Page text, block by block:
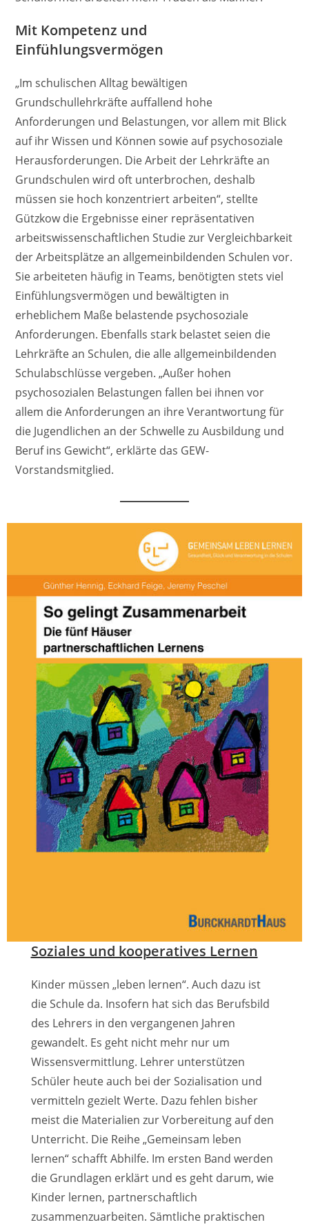
Mit Kompetenz und
Einfühlungsvermögen
„Im schulischen Alltag bewältigen
Grundschullehrkräfte auffallend hohe
Anforderungen und Belastungen, vor allem mit Blick
auf ihr Wissen und Können sowie auf psychosoziale
Herausforderungen. Die Arbeit der Lehrkräfte an
Grundschulen wird oft unterbrochen, deshalb
müssen sie hoch konzentriert arbeiten“, stellte
Gützkow die Ergebnisse einer repräsentativen
arbeitswissenschaftlichen Studie zur Vergleichbarkeit
der Arbeitsplätze an allgemeinbildenden Schulen vor.
Sie arbeiteten häufig in Teams, benötigten stets viel
Einfühlungsvermögen und bewältigten in
erheblichem Maße belastende psychosoziale
Anforderungen. Ebenfalls stark belastet seien die
Lehrkräfte an Schulen, die alle allgemeinbildenden
Schulabschlüsse vergeben. „Außer hohen
psychosozialen Belastungen fallen bei ihnen vor
allem die Anforderungen an ihre Verantwortung für
die Jugendlichen an der Schwelle zu Ausbildung und
Beruf ins Gewicht“, erklärte das GEW-
Vorstandsmitglied.
Soziales und kooperatives Lernen
Kinder müssen „leben lernen“. Auch dazu ist
die Schule da. Insofern hat sich das Berufsbild
des Lehrers in den vergangenen Jahren
gewandelt. Es geht nicht mehr nur um
Wissensvermittlung. Lehrer unterstützen
Schüler heute auch bei der Sozialisation und
vermitteln gezielt Werte. Dazu fehlen bisher
meist die Materialien zur Vorbereitung auf den
Unterricht. Die Reihe „Gemeinsam leben
lernen“ schafft Abhilfe. Im ersten Band werden
die Grundlagen erklärt und es geht darum, wie
Kinder lernen, partnerschaftlich
zusammenzuarbeiten. Sämtliche praktischen